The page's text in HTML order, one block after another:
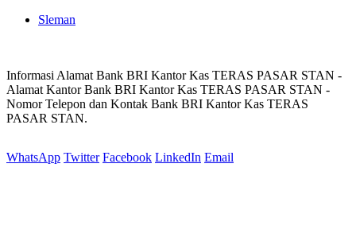
Sleman
Informasi Alamat Bank BRI Kantor Kas TERAS PASAR STAN -
Alamat Kantor Bank BRI Kantor Kas TERAS PASAR STAN -
Nomor Telepon dan Kontak Bank BRI Kantor Kas TERAS
PASAR STAN.
WhatsApp Twitter Facebook LinkedIn Email